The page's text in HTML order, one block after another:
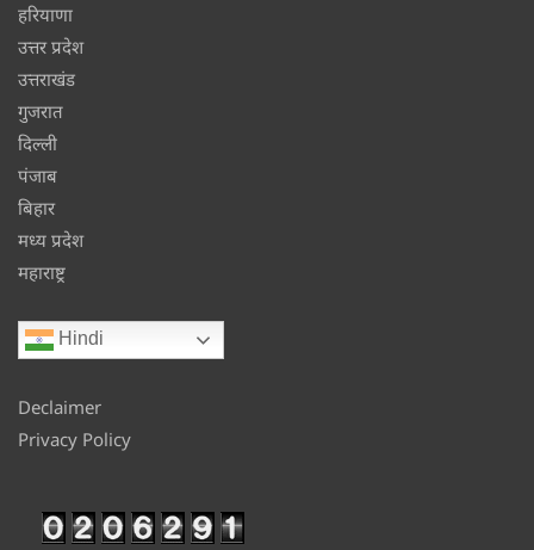
हरियाणा
उत्तर प्रदेश
उत्तराखंड
गुजरात
दिल्ली
पंजाब
बिहार
मध्य प्रदेश
महाराष्ट्र
Hindi
Declaimer
Privacy Policy